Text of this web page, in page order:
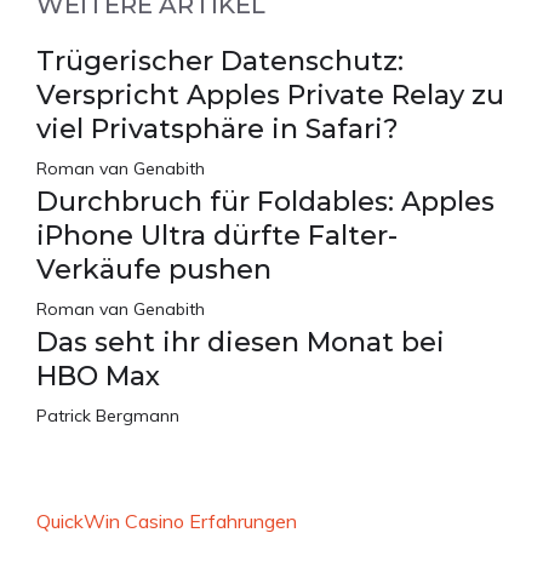
Trügerischer Datenschutz:
Verspricht Apples Private Relay zu
viel Privatsphäre in Safari?
Roman van Genabith
Durchbruch für Foldables: Apples
iPhone Ultra dürfte Falter-
Verkäufe pushen
Roman van Genabith
Das seht ihr diesen Monat bei
HBO Max
Patrick Bergmann
QuickWin Casino Erfahrungen